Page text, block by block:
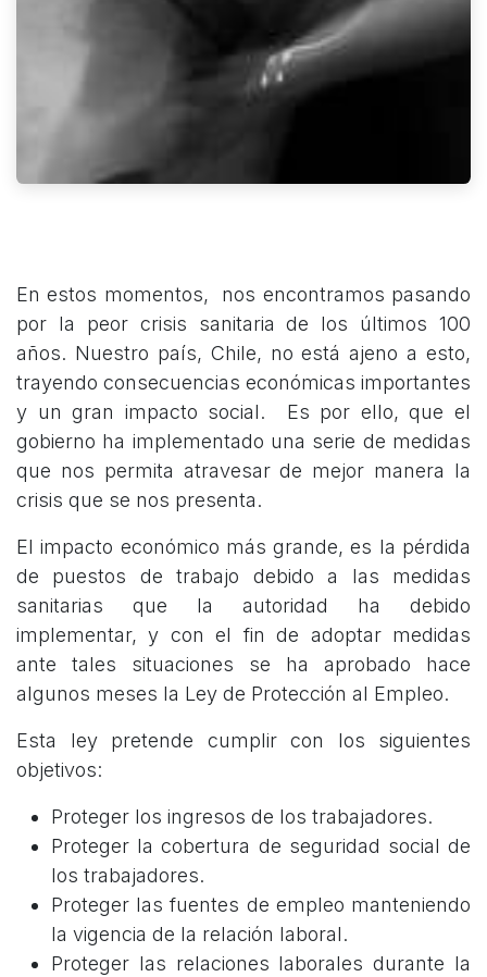
En estos momentos, nos encontramos pasando
por la peor crisis sanitaria de los últimos 100
años. Nuestro país, Chile, no está ajeno a esto,
trayendo consecuencias económicas importantes
y un gran impacto social. Es por ello, que el
gobierno ha implementado una serie de medidas
que nos permita atravesar de mejor manera la
crisis que se nos presenta.
El impacto económico más grande, es la pérdida
de puestos de trabajo debido a las medidas
sanitarias que la autoridad ha debido
implementar, y con el fin de adoptar medidas
ante tales situaciones se ha aprobado hace
algunos meses la Ley de Protección al Empleo.
Esta ley pretende cumplir con los siguientes
objetivos:
Proteger los ingresos de los trabajadores.
Proteger la cobertura de seguridad social de
los trabajadores.
Proteger las fuentes de empleo manteniendo
la vigencia de la relación laboral.
Proteger las relaciones laborales durante la